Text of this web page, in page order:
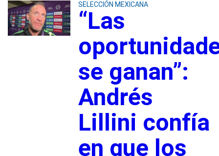
SELECCIÓN MEXICANA
“Las
se ganan”:
Andrés
Lillini confía
en que los